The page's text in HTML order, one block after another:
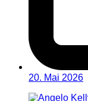
20. Mai 2026